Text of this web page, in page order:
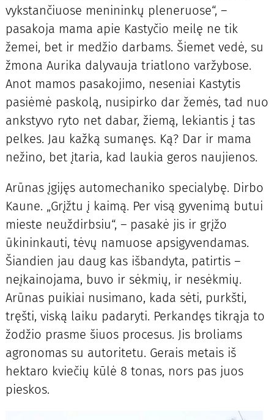
vykstančiuose menininkų pleneruose“, –
pasakoja mama apie Kastyčio meilę ne tik
žemei, bet ir medžio darbams. Šiemet vedė, su
žmona Aurika dalyvauja triatlono varžybose.
Anot mamos pasakojimo, neseniai Kastytis
pasiėmė paskolą, nusipirko dar žemės, tad nuo
ankstyvo ryto net dabar, žiemą, lekiantis į tas
pelkes. Jau kažką sumanęs. Ką? Dar ir mama
nežino, bet įtaria, kad laukia geros naujienos.
Arūnas įgijęs automechaniko specialybę. Dirbo
Kaune. „Grįžtu į kaimą. Per visą gyvenimą butui
mieste neuždirbsiu“, – pasakė jis ir grįžo
ūkininkauti, tėvų namuose apsigyvendamas.
Šiandien jau daug kas išbandyta, patirtis –
neįkainojama, buvo ir sėkmių, ir nesėkmių.
Arūnas puikiai nusimano, kada sėti, purkšti,
tręšti, viską laiku padaryti. Perkandęs tikrąja to
žodžio prasme šiuos procesus. Jis broliams
agronomas su autoritetu. Gerais metais iš
hektaro kviečių kūlė 8 tonas, nors pas juos
pieskos.